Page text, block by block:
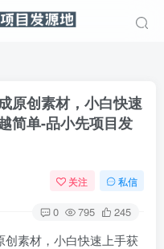
原创素材，小白快速
简单-品小先项目发
关注 私信
0 795 245